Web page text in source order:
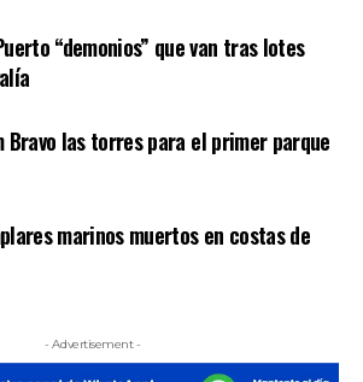
“demonios” que van tras lotes
Bravo las torres para el primer parque
marinos muertos en costas de
- Advertisement -